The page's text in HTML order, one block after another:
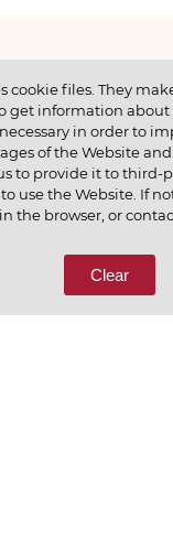
65-66
cookie files. They
get information about
in order to
of the Website
to provide it to third-
use the Website. If
the browser, or
Clear